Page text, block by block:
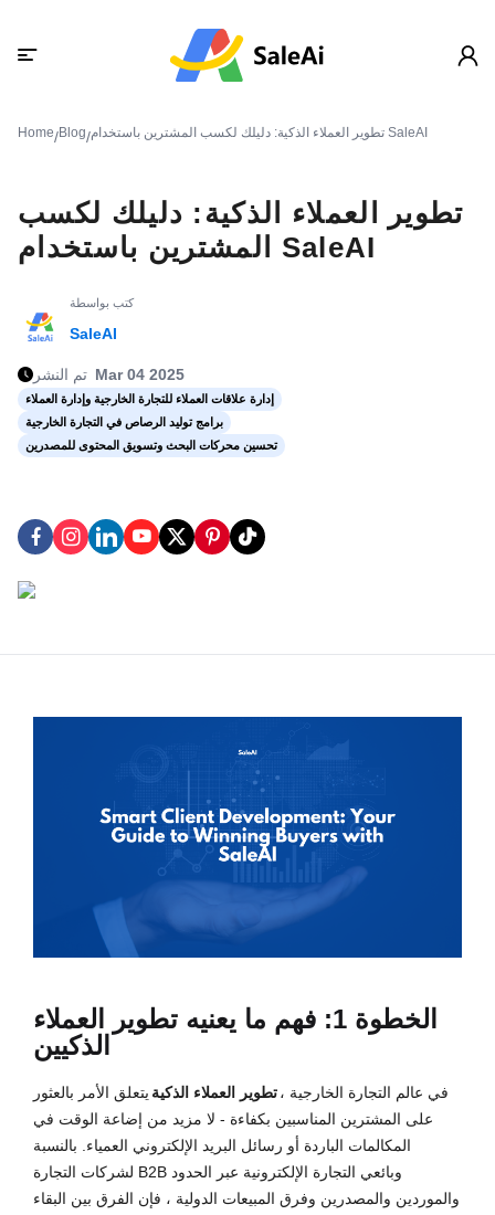
Home/Blog/ تطوير العملاء الذكية: دليلك لكسب المشترين باستخدام SaleAI
تطوير العملاء الذكية: دليلك لكسب
المشترين باستخدام SaleAI
كتب بواسطة
SaleAI
تم النشر Mar 04 2025
إدارة علاقات العملاء للتجارة الخارجية وإدارة العملاء
برامج توليد الرصاص في التجارة الخارجية
تحسين محركات البحث وتسويق المحتوى للمصدرين
الخطوة 1: فهم ما يعنيه تطوير العملاء
الذكيين
في عالم التجارة الخارجية ،تطوير العملاء الذكية يتعلق الأمر بالعثور
على المشترين المناسبين بكفاءة - لا مزيد من إضاعة الوقت في
المكالمات الباردة أو رسائل البريد الإلكتروني العمياء. بالنسبة
لشركات التجارة B2B وبائعي التجارة الإلكترونية عبر الحدود
والموردين والمصدرين وفرق المبيعات الدولية ، فإن الفرق بين البقاء